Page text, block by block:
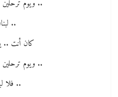
.. ويوم
..
كان أنت ..
.. ويوم
.. فلا